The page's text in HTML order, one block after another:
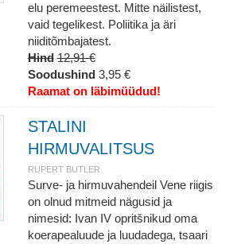
elu peremeestest. Mitte näilistest,
vaid tegelikest. Poliitika ja äri
niiditõmbajatest.
Hind 12,91 €
Soodushind 3,95 €
Raamat on läbimüüdud!
STALINI
HIRMUVALITSUS
RUPERT BUTLER
Surve- ja hirmuvahendeil Vene riigis
on olnud mitmeid nägusid ja
nimesid: Ivan IV opritšnikud oma
koerapealuude ja luudadega, tsaari